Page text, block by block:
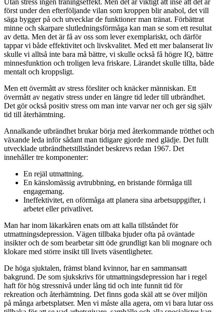
först under den efterföljande vilan som kroppen blir anabol, det vill
säga bygger på och utvecklar de funktioner man tränat. Förbättrat
minne och skarpare slutledningsförmåga kan man se som ett resultat
av detta. Men det är få av oss som lever exemplariskt, och därför
tappar vi både effektivitet och livskvalitet. Med ett mer balanserat liv
skulle vi alltså inte bara må bättre, vi skulle också få högre IQ, bättre
minnesfunktion och troligen leva friskare. Lärandet skulle tillta, både
mentalt och kroppsligt.
Men ett övermått av stress försliter och knäcker människan. Ett
övermått av negativ stress under en längre tid leder till utbrändhet.
Det gör också positiv stress om man inte varvar ner och ger sig själv
tid till återhämtning.
Annalkande utbrändhet brukar börja med återkommande trötthet och
växande leda inför sådant man tidigare gjorde med glädje. Det fullt
utvecklade utbrändhetstillståndet beskrevs redan 1967. Det
innehåller tre komponenter:
En rejäl utmattning.
En känslomässig avtrubbning, en bristande förmåga till
engagemang.
Ineffektivitet, en oförmåga att planera sina arbetsuppgifter, i
arbetet eller privatlivet.
Man har inom läkarkåren enats om att kalla tillståndet för
utmattningsdepression. Vägen tillbaka bjuder ofta på oväntade
insikter och de som bearbetar sitt öde grundligt kan bli mognare och
klokare med större insikt till livets väsentligheter.
De höga sjuktalen, främst bland kvinnor, har en sammansatt
bakgrund. De som sjukskrivs för utmattningsdepression har i regel
haft för hög stressnivå under lång tid och inte funnit tid för
rekreation och återhämtning. Det finns goda skäl att se över miljön
på många arbetsplatser. Men vi måste alla agera, om vi bara lutar oss